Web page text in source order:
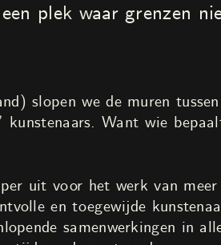
plek waar grenzen
slopen we de muren
kunstenaars. Want wie
uit voor het werk van
en toegewijde
samenwerkingen in